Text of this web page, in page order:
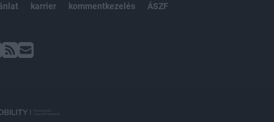
karrier kommentkezelés ÁSZF